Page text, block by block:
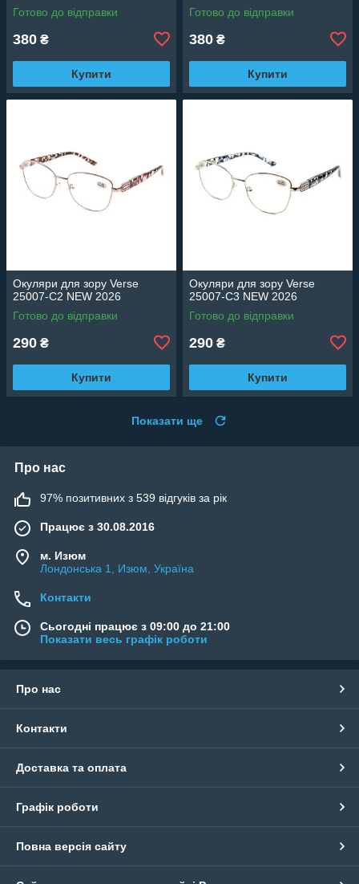
Готово до відправки
380 ₴
Купити
Готово до відправки
380 ₴
Купити
Окуляри для зору Verse
25007-C2 NEW 2026
Готово до відправки
290 ₴
Купити
Окуляри для зору Verse
25007-C3 NEW 2026
Готово до відправки
290 ₴
Купити
Показати ще
Про нас
97% позитивних з 539 відгуків за рік
Працює з 30.08.2016
м. Изюм
Лондонська 1, Изюм, Україна
Контакти
Сьогодні працює з 09:00 до 21:00
Показати весь графік роботи
Про нас
Контакти
Доставка та оплата
Графік роботи
Повна версія сайту